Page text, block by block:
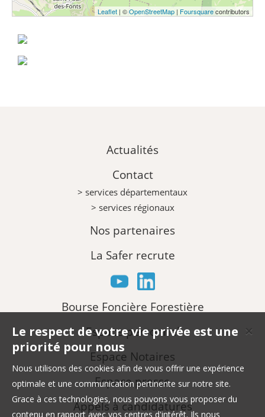
Leaflet | ©OpenStreetMap | Foursquarecontributors
Actualités
Contact
> services départementaux
> services régionaux
Nos partenaires
La Safer recrute
Bourse Foncière Forestière
Espace personnel
Espace Notaires
Espace presse
Appels à candidatures
✕
Le respect de votre vie privée est une
priorité pour nous
Nous utilisons des cookies afin de vous offrir une expérience
optimale et une communication pertinente sur notre site.
Grace à ces technologies, nous pouvons vous proposer du
contenu en rapport avec vos centres d'intérêt. Ils nous